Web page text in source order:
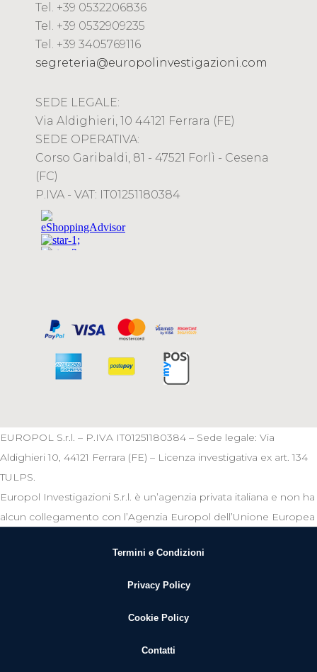
Tel. +39 0532206836
Tel. +39 0532909235
Tel. +39 3405769116
segreteria@europolinvestigazioni.com
SEDE LEGALE:
Via Aldighieri, 10 44121 Ferrara (FE)
SEDE OPERATIVA:
Corso Garibaldi, 81 - 47521 Forlì - Cesena
(FC)
P.IVA - VAT: IT01251180384
EUROPOL S.r.l. – P.IVA IT01251180384 – Sede legale: Via
Aldighieri 10, 44121 Ferrara (FE) – Licenza investigativa ex art. 134
TULPS.
Europol Investigazioni S.r.l. è un’agenzia privata italiana e non ha
alcun collegamento con l’Agenzia Europol dell’Unione Europea
Termini e Condizioni
Privacy Policy
Cookie Policy
Contatti